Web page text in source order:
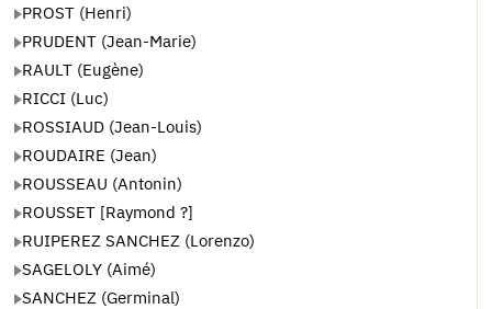
PROST (Henri)
PRUDENT (Jean-Marie)
RAULT (Eugène)
RICCI (Luc)
ROSSIAUD (Jean-Louis)
ROUDAIRE (Jean)
ROUSSEAU (Antonin)
ROUSSET [Raymond ?]
RUIPEREZ SANCHEZ (Lorenzo)
SAGELOLY (Aimé)
SANCHEZ (Germinal)